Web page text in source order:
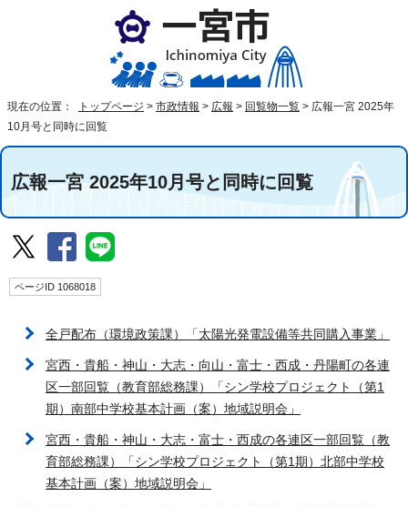
現在の位置： トップページ > 市政情報 > 広報 > 回覧物一覧 > 広報一宮 2025年
10月号と同時に回覧
広報一宮 2025年10月号と同時に回覧
ページID 1068018
全戸配布（環境政策課）「太陽光発電設備等共同購入事業」
宮西・貴船・神山・大志・向山・富士・西成・丹陽町の各連
区一部回覧（教育部総務課）「シン学校プロジェクト（第1
期）南部中学校基本計画（案）地域説明会」
宮西・貴船・神山・大志・富士・西成の各連区一部回覧（教
育部総務課）「シン学校プロジェクト（第1期）北部中学校
基本計画（案）地域説明会」